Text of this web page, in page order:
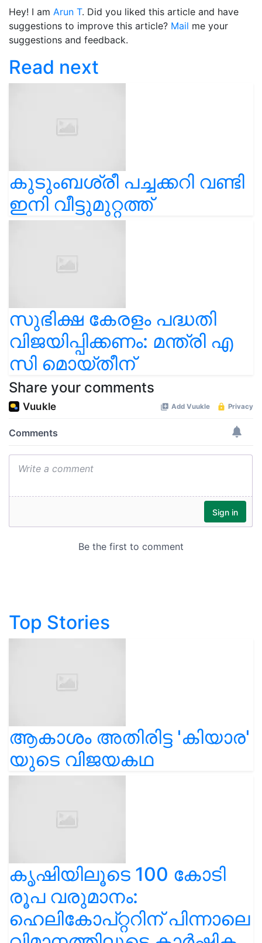
Hey! I am Arun T. Did you liked this article and have
suggestions to improve this article? Mail me your
suggestions and feedback.
Read next
കുടുംബശ്രീ പച്ചക്കറി വണ്ടി
ഇനി വീട്ടുമുറ്റത്ത്
സുഭിക്ഷ കേരളം പദ്ധതി
വിജയിപ്പിക്കണം: മന്ത്രി എ
സി മൊയ്തീന്
Share your comments
Top Stories
ആകാശം അതിരിട്ട 'കിയാര'
യുടെ വിജയകഥ
കൃഷിയിലൂടെ 100 കോടി
രൂപ വരുമാനം:
ഹെലികോപ്റ്ററിന് പിന്നാലെ